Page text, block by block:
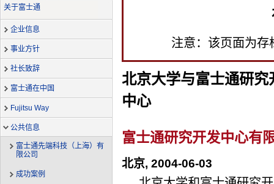
关于富士通
企业信息
事业方针
社长致辞
富士通在中国
Fujitsu Way
公共信息
富士通先端科技（上海）有
限公司
成功案例
注意：该页面为
北京大学与富士通研
中心
富士通研究开发中心有
北京, 2004-06-03